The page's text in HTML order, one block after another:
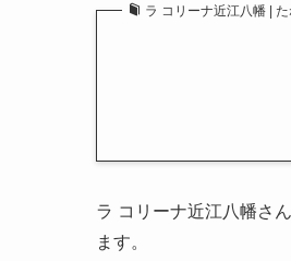
ラ コリーナ近江八幡 |
ラ コリーナ近江八幡さ
ます。